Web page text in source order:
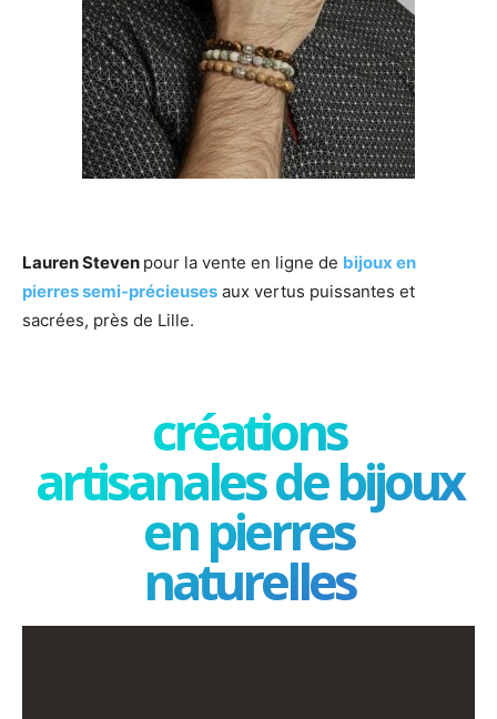
Lauren Steven pour la vente en ligne de bijoux en
pierres semi-précieuses aux vertus puissantes et
sacrées, près de Lille.
créations
artisanales de bijoux
en pierres
naturelles